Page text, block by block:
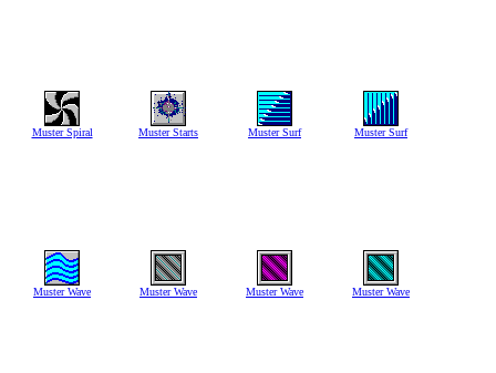
Muster Spiral Muster Starts Muster Surf Muster Surf
Muster Wave Muster Wave Muster Wave Muster Wave